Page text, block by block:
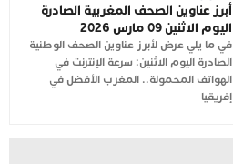
أبرز عناوين الصحف المغربية الصادرة
اليوم الاثنين 09 مارس 2026
في ما يلي عرض لأبرز عناوين الصحف الوطنية
الصادرة اليوم الاثنين: سرعة الإنترنت في
الهواتف المحمولة.. المغرب الأفضل في
إفريقيا